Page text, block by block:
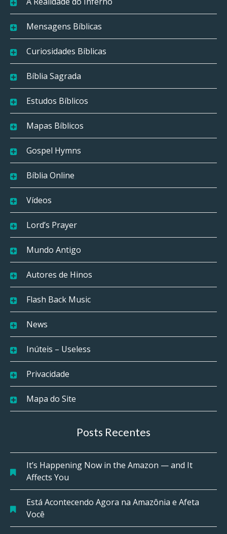
Mensagens Bíblicas
Curiosidades Bíblicas
Bíblia Sagrada
Estudos Bíblicos
Mapas Bíblicos
Gospel Hymns
Bíblia Online
Vídeos
Lord’s Prayer
Mundo Antigo
Autores de Hinos
Flash Back Music
News
Inúteis – Useless
Privacidade
Mapa do Site
Posts Recentes
It’s Happening Now in the Amazon — and It
Affects You
Está Acontecendo Agora na Amazônia e Afeta
Você